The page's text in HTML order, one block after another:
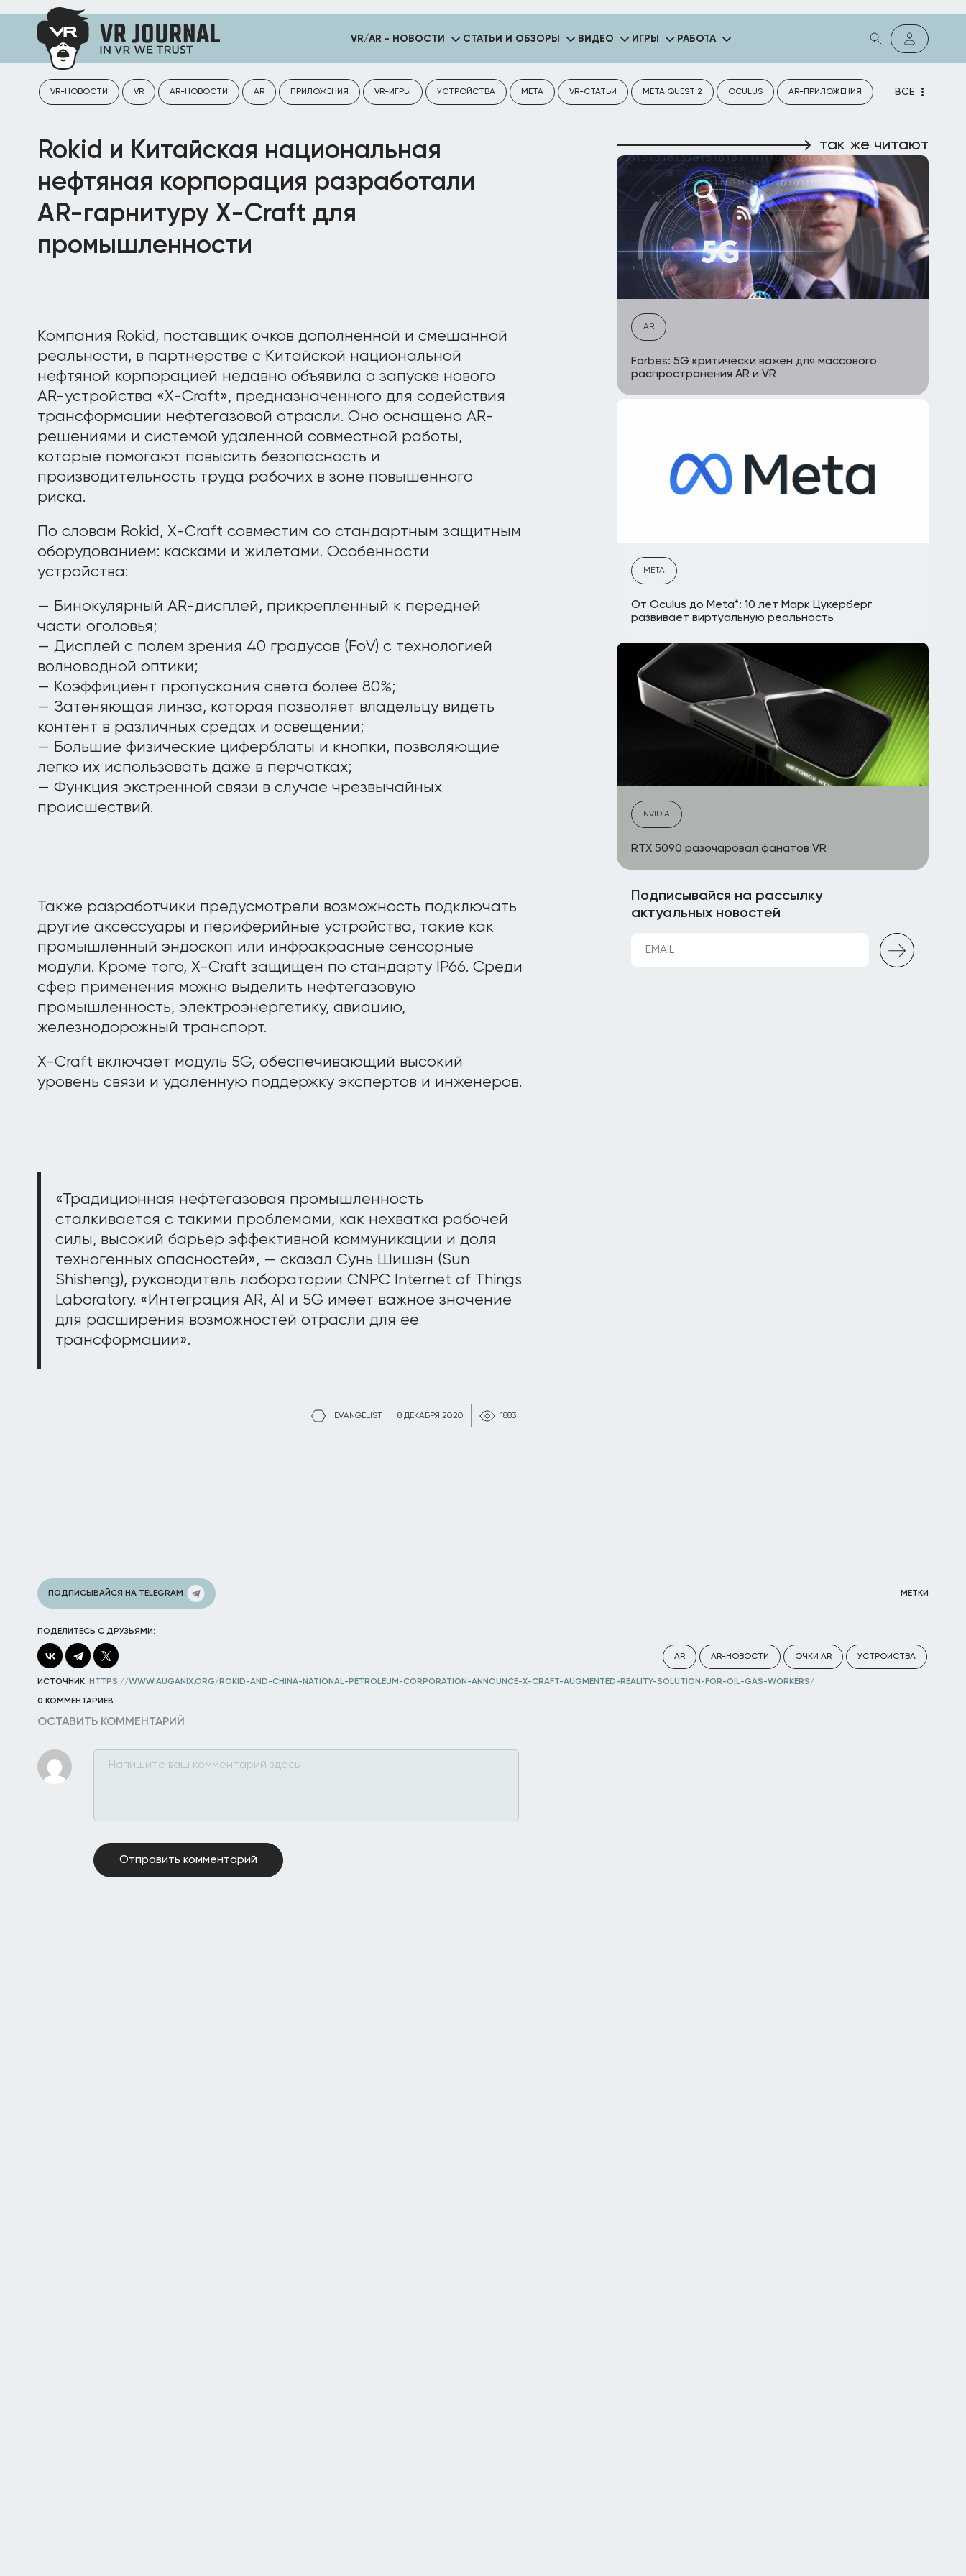
VR/AR - НОВОСТИ СТАТЬИ И ОБЗОРЫ ВИДЕО ИГРЫ РАБОТА
VR-НОВОСТИ VR AR-НОВОСТИ AR ПРИЛОЖЕНИЯ VR-ИГРЫ УСТРОЙСТВА META VR-СТАТЬИ META QUEST 2 OCULUS AR-ПРИЛОЖЕНИЯ ВСЕ
EVANGELIST 8 ДЕКАБРЯ 2020 1883
Rokid и Китайская национальная
нефтяная корпорация разработали
AR-гарнитуру X-Craft для
промышленности
Компания Rokid, поставщик очков дополненной и смешанной
реальности, в партнерстве с Китайской национальной
нефтяной корпорацией недавно объявила о запуске нового
AR-устройства «X-Craft», предназначенного для содействия
трансформации нефтегазовой отрасли. Оно оснащено AR-
решениями и системой удаленной совместной работы,
которые помогают повысить безопасность и
производительность труда рабочих в зоне повышенного
риска.
По словам Rokid, X-Craft совместим со стандартным защитным
оборудованием: касками и жилетами. Особенности
устройства:
— Бинокулярный AR-дисплей, прикрепленный к передней
части оголовья;
— Дисплей с полем зрения 40 градусов (FoV) с технологией
волноводной оптики;
— Коэффициент пропускания света более 80%;
— Затеняющая линза, которая позволяет владельцу видеть
контент в различных средах и освещении;
— Большие физические циферблаты и кнопки, позволяющие
легко их использовать даже в перчатках;
— Функция экстренной связи в случае чрезвычайных
происшествий.
Также разработчики предусмотрели возможность подключать
другие аксессуары и периферийные устройства, такие как
промышленный эндоскоп или инфракрасные сенсорные
модули. Кроме того, X-Craft защищен по стандарту IP66. Среди
сфер применения можно выделить нефтегазовую
промышленность, электроэнергетику, авиацию,
железнодорожный транспорт.
X-Craft включает модуль 5G, обеспечивающий высокий
уровень связи и удаленную поддержку экспертов и инженеров.
«Традиционная нефтегазовая промышленность
сталкивается с такими проблемами, как нехватка рабочей
силы, высокий барьер эффективной коммуникации и доля
техногенных опасностей», — сказал Сунь Шишэн (Sun
Shisheng), руководитель лаборатории CNPC Internet of Things
Laboratory. «Интеграция AR, AI и 5G имеет важное значение
для расширения возможностей отрасли для ее
трансформации».
так же читают
AR
Forbes: 5G критически важен для массового
распространения AR и VR
META
От Oculus до Meta*: 10 лет Марк Цукерберг
развивает виртуальную реальность
NVIDIA
RTX 5090 разочаровал фанатов VR
Подписывайся на рассылку
актуальных новостей
ПОДПИСЫВАЙСЯ НА TELEGRAM МЕТКИ
ПОДЕЛИТЕСЬ С ДРУЗЬЯМИ:
AR AR-НОВОСТИ ОЧКИ AR УСТРОЙСТВА
ИСТОЧНИК: HTTPS://WWW.AUGANIX.ORG/ROKID-AND-CHINA-NATIONAL-PETROLEUM-CORPORATION-ANNOUNCE-X-CRAFT-AUGMENTED-REALITY-SOLUTION-FOR-OIL-GAS-WORKERS/
0 КОММЕНТАРИЕВ
ОСТАВИТЬ КОММЕНТАРИЙ